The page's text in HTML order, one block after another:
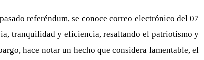
referéndum, se conoce correo electrónico del 07
tranquilidad y eficiencia, resaltando el patriotismo y
hace notar un hecho que considera lamentable, el